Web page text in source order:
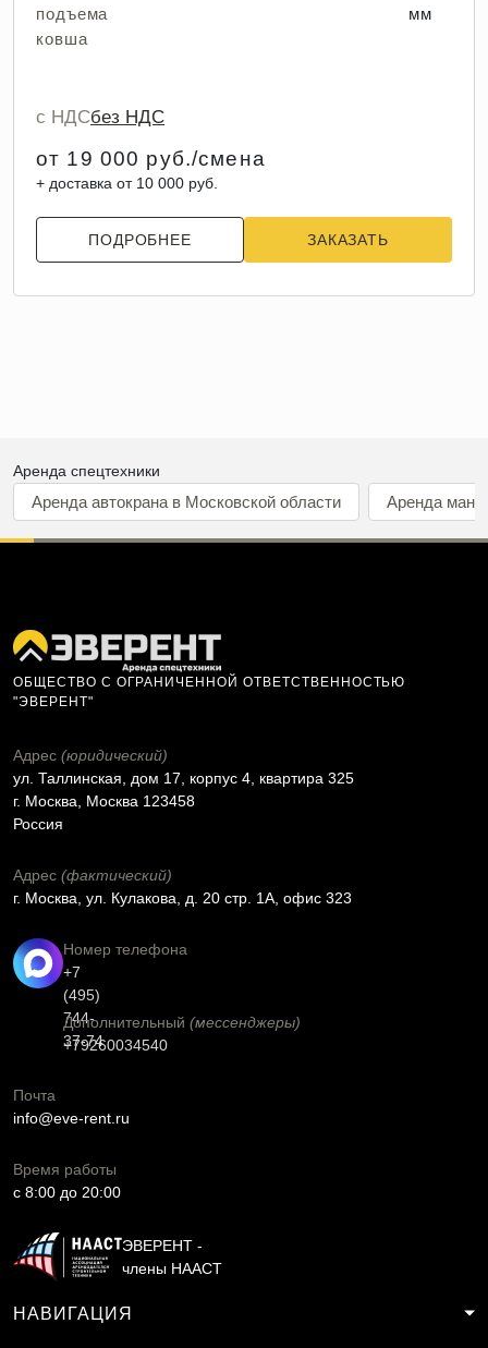
подъема
ковша
мм
с НДСбез НДС
от 19 000 руб./смена
+ доставка от 10 000 руб.
ПОДРОБНЕЕ ЗАКАЗАТЬ
Аренда спецтехники
Аренда автокрана в Московской области Аренда
ОБЩЕСТВО С ОГРАНИЧЕННОЙ ОТВЕТСТВЕННОСТЬЮ
"ЭВЕРЕНТ"
Адрес (юридический)
ул. Таллинская, дом 17, корпус 4, квартира 325
г. Москва, Москва 123458
Россия
Адрес (фактический)
г. Москва, ул. Кулакова, д. 20 стр. 1А, офис 323
Номер телефона
+7
(495)
744-
37-74
Дополнительный (мессенджеры)
+79260034540
Почта
info@eve-rent.ru
Время работы
c 8:00 до 20:00
ЭВЕРЕНТ -
члены НААСТ
НАВИГАЦИЯ